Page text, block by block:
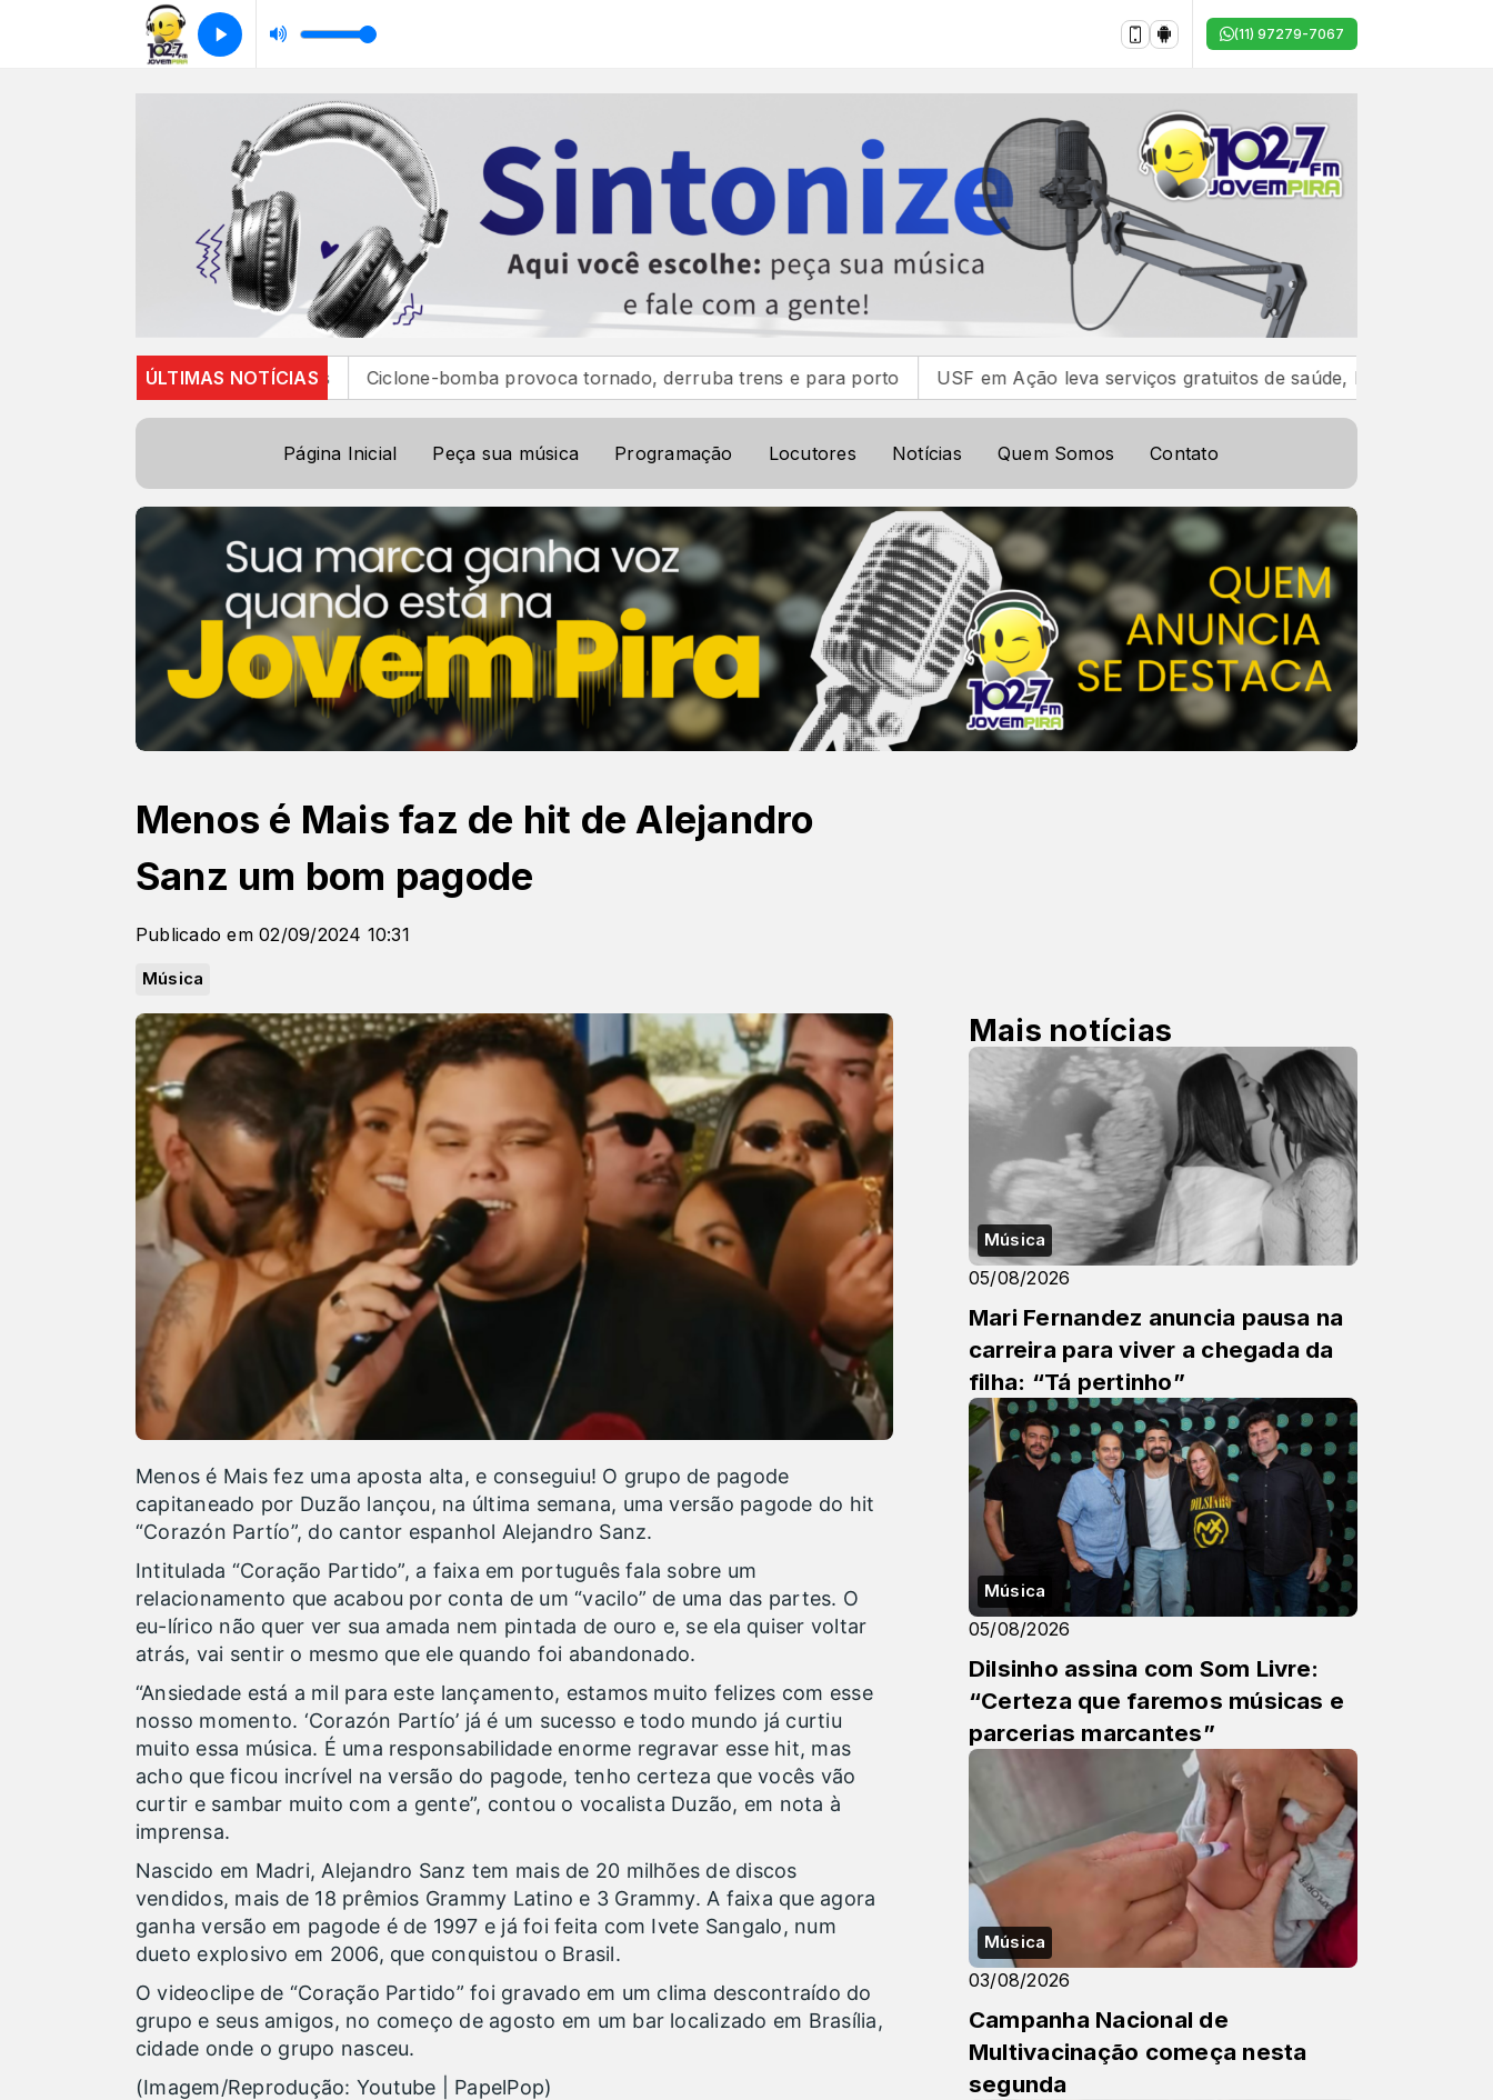
(11) 97279-7067
ÚLTIMAS NOTÍCIAS
em 105 cidades Ciclone-bomba provoca tornado, derruba trens e para porto USF em Ação leva serviços gratuitos de saúde, bem-estar e cidadania para
Página Inicial Peça sua música Programação Locutores Notícias Quem Somos Contato
Menos é Mais faz de hit de Alejandro
Sanz um bom pagode
Publicado em 02/09/2024 10:31
Música
Menos é Mais fez uma aposta alta, e conseguiu! O grupo de pagode
capitaneado por Duzão lançou, na última semana, uma versão pagode do hit
“Corazón Partío”, do cantor espanhol Alejandro Sanz.
Intitulada “Coração Partido”, a faixa em português fala sobre um
relacionamento que acabou por conta de um “vacilo” de uma das partes. O
eu-lírico não quer ver sua amada nem pintada de ouro e, se ela quiser voltar
atrás, vai sentir o mesmo que ele quando foi abandonado.
“Ansiedade está a mil para este lançamento, estamos muito felizes com esse
nosso momento. ‘Corazón Partío’ já é um sucesso e todo mundo já curtiu
muito essa música. É uma responsabilidade enorme regravar esse hit, mas
acho que ficou incrível na versão do pagode, tenho certeza que vocês vão
curtir e sambar muito com a gente”, contou o vocalista Duzão, em nota à
imprensa.
Nascido em Madri, Alejandro Sanz tem mais de 20 milhões de discos
vendidos, mais de 18 prêmios Grammy Latino e 3 Grammy. A faixa que agora
ganha versão em pagode é de 1997 e já foi feita com Ivete Sangalo, num
dueto explosivo em 2006, que conquistou o Brasil.
O videoclipe de “Coração Partido” foi gravado em um clima descontraído do
grupo e seus amigos, no começo de agosto em um bar localizado em Brasília,
cidade onde o grupo nasceu.
(Imagem/Reprodução: Youtube | PapelPop)
Mais notícias
Música
05/08/2026
Mari Fernandez anuncia pausa na
carreira para viver a chegada da
filha: “Tá pertinho”
Música
05/08/2026
Dilsinho assina com Som Livre:
“Certeza que faremos músicas e
parcerias marcantes”
Música
03/08/2026
Campanha Nacional de
Multivacinação começa nesta
segunda